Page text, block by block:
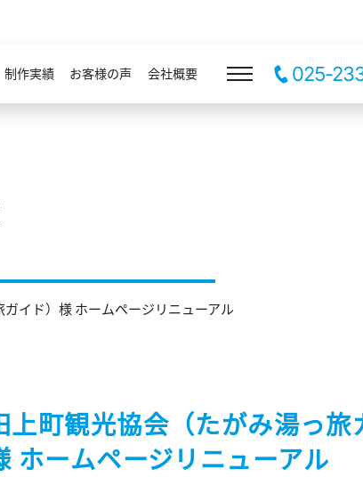
制作実績 お客様の声 会社概要 025-
イド）様 ホームページリニューアル
上町観光協会（たがみ湯っ旅
ホームページリニューアル